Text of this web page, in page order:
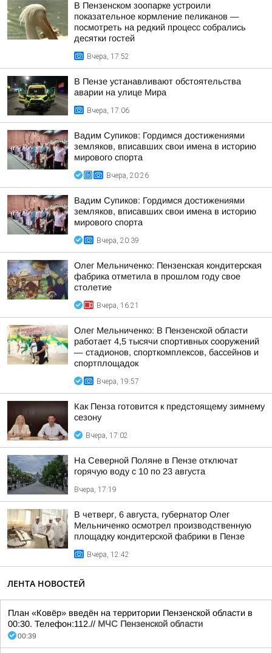
В Пензенском зоопарке устроили
показательное кормление пеликанов —
посмотреть на редкий процесс собрались
десятки гостей
Вчера, 17:52
В Пензе устанавливают обстоятельства
аварии на улице Мира
Вчера, 17:06
Вадим Супиков: Гордимся достижениями
земляков, вписавших свои имена в историю
мирового спорта
Вчера, 20:26
Вадим Супиков: Гордимся достижениями
земляков, вписавших свои имена в историю
мирового спорта
Вчера, 20:39
Олег Мельниченко: Пензенская кондитерская
фабрика отметила в прошлом году свое
столетие
Вчера, 16:21
Олег Мельниченко: В Пензенской области
работает 4,5 тысячи спортивных сооружений
— стадионов, спорткомплексов, бассейнов и
спортплощадок
Вчера, 19:57
Как Пенза готовится к предстоящему зимнему
сезону
Вчера, 17:02
На Северной Поляне в Пензе отключат
горячую воду с 10 по 23 августа
Вчера, 17:19
В четверг, 6 августа, губернатор Олег
Мельниченко осмотрел производственную
площадку кондитерской фабрики в Пензе
Вчера, 12:42
ЛЕНТА НОВОСТЕЙ
План «Ковёр» введён на территории Пензенской области в
00:30. Телефон:112.// МЧС Пензенской области
00:39